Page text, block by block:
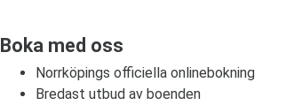
Boka med oss
Norrköpings officiella onlinebokning
Bredast utbud av boenden